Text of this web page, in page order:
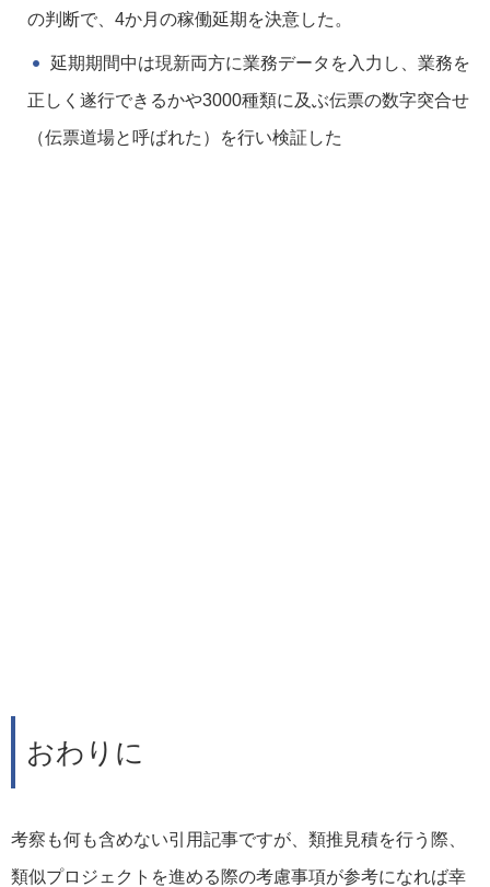
の判断で、4か月の稼働延期を決意した。
延期期間中は現新両方に業務データを入力し、業務を
正しく遂行できるかや3000種類に及ぶ伝票の数字突合せ
（伝票道場と呼ばれた）を行い検証した
おわりに
考察も何も含めない引用記事ですが、類推見積を行う際、
類似プロジェクトを進める際の考慮事項が参考になれば幸